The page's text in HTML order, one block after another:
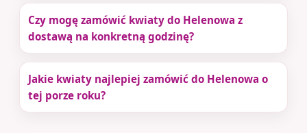
Czy mogę zamówić kwiaty do Helenowa z
dostawą na konkretną godzinę?
Jakie kwiaty najlepiej zamówić do Helenowa o
tej porze roku?